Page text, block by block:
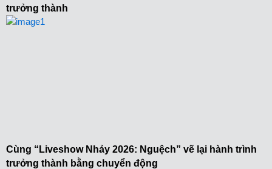
trưởng thành
Cùng “Liveshow Nhảy 2026: Nguệch” vẽ lại hành trình
trưởng thành bằng chuyển động